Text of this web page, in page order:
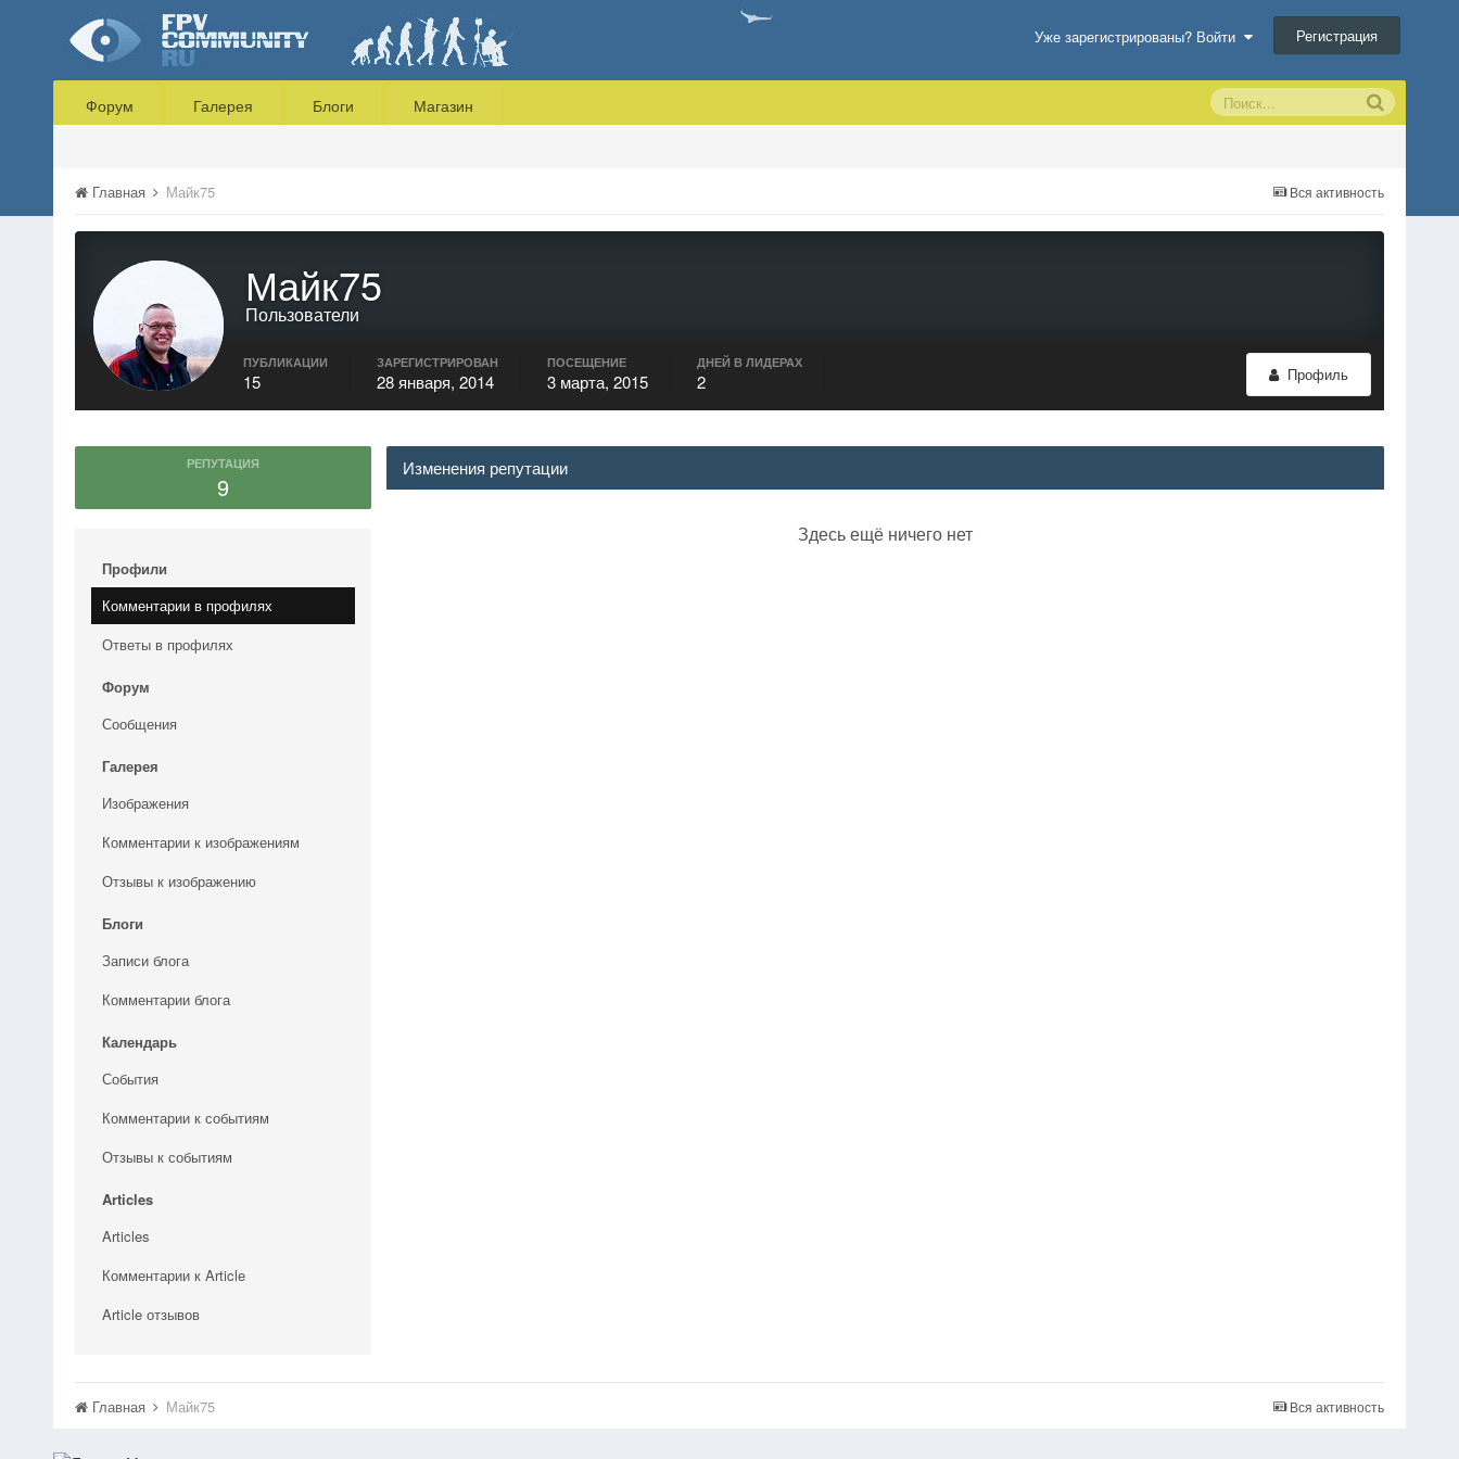
Уже зарегистрированы? Войти Регистрация
Форум Галерея Блоги Магазин
Вся активность
Главная Майк75
Майк75
Пользователи
Профиль
ПУБЛИКАЦИИ
15
ЗАРЕГИСТРИРОВАН
28 января, 2014
ПОСЕЩЕНИЕ
3 марта, 2015
ДНЕЙ В ЛИДЕРАХ
2
РЕПУТАЦИЯ
9
Профили
Комментарии в профилях
Ответы в профилях
Форум
Сообщения
Галерея
Изображения
Комментарии к изображениям
Отзывы к изображению
Блоги
Записи блога
Комментарии блога
Календарь
События
Комментарии к событиям
Отзывы к событиям
Articles
Articles
Комментарии к Article
Article отзывов
Изменения репутации
Здесь ещё ничего нет
Вся активность
Главная Майк75